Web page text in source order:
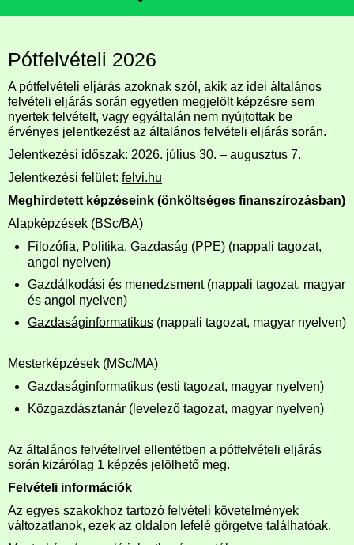
Pótfelvételi 2026
A pótfelvételi eljárás azoknak szól, akik az idei általános
felvételi eljárás során egyetlen megjelölt képzésre sem
nyertek felvételt, vagy egyáltalán nem nyújtottak be
érvényes jelentkezést az általános felvételi eljárás során.
Jelentkezési időszak: 2026. július 30. – augusztus 7.
Jelentkezési felület: felvi.hu
Meghirdetett képzéseink (önköltséges finanszírozásban)
Alapképzések (BSc/BA)
Filozófia, Politika, Gazdaság (PPE) (nappali tagozat,
angol nyelven)
Gazdálkodási és menedzsment(nappali tagozat, magyar
és angol nyelven)
Gazdaságinformatikus (nappali tagozat, magyar nyelven)
Mesterképzések (MSc/MA)
Gazdaságinformatikus (esti tagozat, magyar nyelven)
Közgazdásztanár (levelező tagozat, magyar nyelven)
Az általános felvételivel ellentétben a pótfelvételi eljárás
során kizárólag 1 képzés jelölhető meg.
Felvételi információk
Az egyes szakokhoz tartozó felvételi követelmények
változatlanok, ezek az oldalon lefelé görgetve találhatóak.